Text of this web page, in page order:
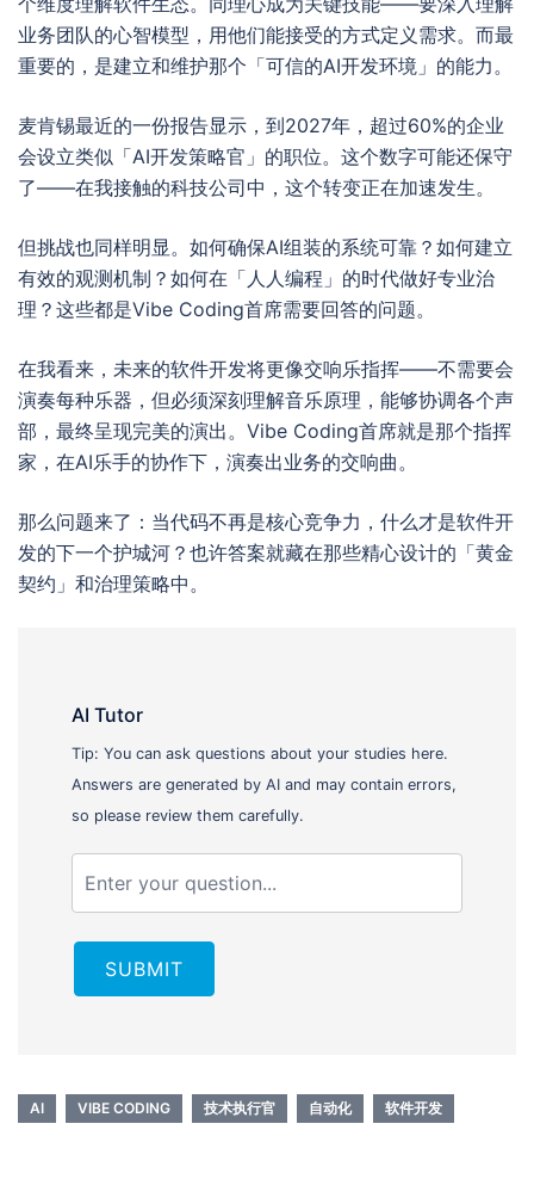
业务团队的心智模型，用他们能接受的方式定义需求。而最
重要的，是建立和维护那个「可信的AI开发环境」的能力。
麦肯锡最近的一份报告显示，到2027年，超过60%的企业
会设立类似「AI开发策略官」的职位。这个数字可能还保守
了——在我接触的科技公司中，这个转变正在加速发生。
但挑战也同样明显。如何确保AI组装的系统可靠？如何建立
有效的观测机制？如何在「人人编程」的时代做好专业治
理？这些都是Vibe Coding首席需要回答的问题。
在我看来，未来的软件开发将更像交响乐指挥——不需要会
演奏每种乐器，但必须深刻理解音乐原理，能够协调各个声
部，最终呈现完美的演出。Vibe Coding首席就是那个指挥
家，在AI乐手的协作下，演奏出业务的交响曲。
那么问题来了：当代码不再是核心竞争力，什么才是软件开
发的下一个护城河？也许答案就藏在那些精心设计的「黄金
契约」和治理策略中。
AI Tutor
Tip: You can ask questions about your studies here.
Answers are generated by AI and may contain errors,
so please review them carefully.
SUBMIT
AI VIBE CODING 技术执行官 自动化 软件开发